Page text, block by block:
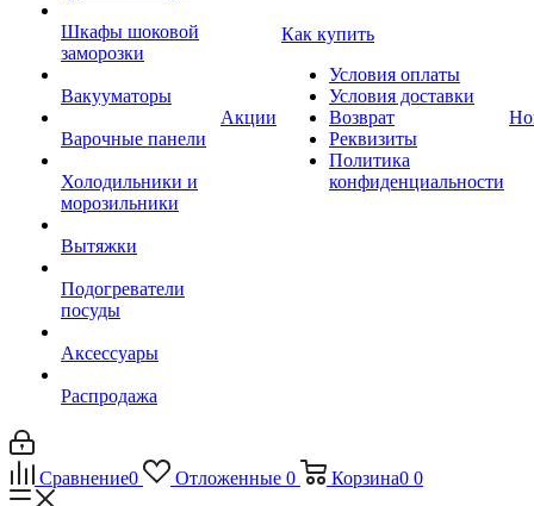
Шкафы шоковой
заморозки
Вакууматоры
Варочные панели
Холодильники и
морозильники
Вытяжки
Подогреватели
посуды
Аксессуары
Распродажа
Акции
Как купить
Условия оплаты
Условия доставки
Возврат
Реквизиты
Политика
конфиденциальности
Сравнение0 Отложенные 0 Корзина0 0